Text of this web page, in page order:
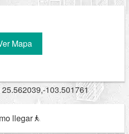
Mapa
103.501761
llegar